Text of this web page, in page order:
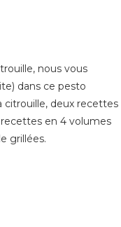
nous vous
dans ce pesto
citrouille, deux recettes
en 4 volumes
grillées.